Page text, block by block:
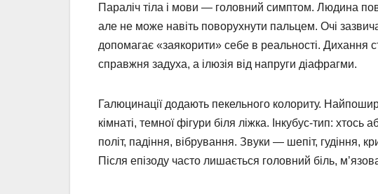
Параліч тіла і мови — головний симптом. Людина
але не може навіть поворухнути пальцем. Очі
допомагає «заякорити» себе в реальності. Дихання
справжня задуха, а ілюзія від напруги діафрагми.
Галюцинації додають пекельного колориту.
кімнаті, темної фігури біля ліжка. Інкубус-тип:
політ, падіння, вібрування. Звуки — шепіт, гудіння,
Після епізоду часто лишається головний біль,